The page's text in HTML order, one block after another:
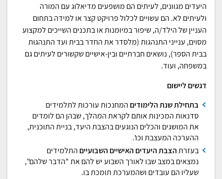
היעדים מגוונים, לעיתים הם מושפעים מדיאלוג עם המורה
ולעיתים לא. הם עשויים לכלול פרויקט קצר או למידה בתחום
העניין של הילד/ה, שיפור במיומנות או בתכנים השייכים למקצוע
מסוים, ענייני התנהגות (מלסדר את החדר בבית ועד התנהגות
בבית הספר), נושאים חברתיים ובין-אישיים שקשורים לעיתים גם
במשפחה, ועוד.
דגשים ליישום
בתחילת שנת הלימודים המחנכות עורכות לתלמידים
סדנאות המכינות אותם לקראת המהלך, שבהן הם לומדים
את המושגים והכלים הנוגעים בהצבת היעד, בניית התוכנית,
ההערכה המעצבת וכו'.
בעזרתהצבת היעדים האישיים השבועיים התלמידים
נמצאים במצב שבו לאורך השבוע יש להם את "הדבר שלהם",
שעליו הם עובדים ושהמערכת תומכת בו.